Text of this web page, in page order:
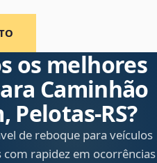
os melhores
Caminhão
de reboque para veículos
rapidez em ocorrências